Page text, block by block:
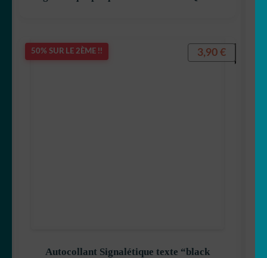
50% SUR LE 2ÈME !!
Autocollant Signalétique texte “black
3,90 €